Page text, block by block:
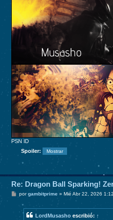
PSN ID
Spoiler:
Re: Dragon Ball Sparking!
M
s
porgambitprime» Mié Abr 22, 2026
LordMusashoescribió: ↑